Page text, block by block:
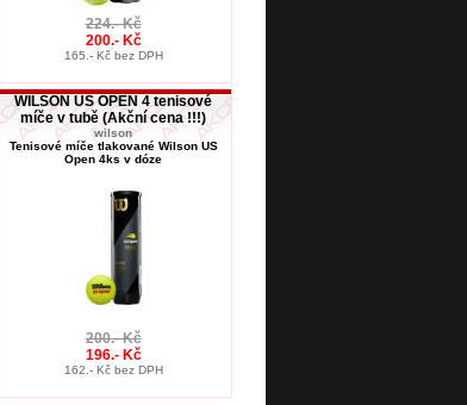
224.- Kč
200.- Kč
165.- Kč bez DPH
WILSON US OPEN 4 tenisové
míče v tubě (Akční cena !!!)
wilson
Tenisové míče tlakované Wilson US
Open 4ks v dóze
200.- Kč
196.- Kč
162.- Kč bez DPH